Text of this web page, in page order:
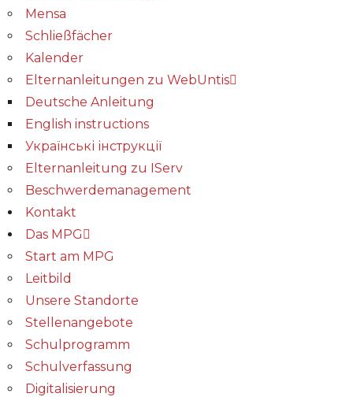
Mensa
Schließfächer
Kalender
Elternanleitungen zu WebUntis
Deutsche Anleitung
English instructions
Українські інструкції
Elternanleitung zu IServ
Beschwerdemanagement
Kontakt
Das MPG
Start am MPG
Leitbild
Unsere Standorte
Stellenangebote
Schulprogramm
Schulverfassung
Digitalisierung